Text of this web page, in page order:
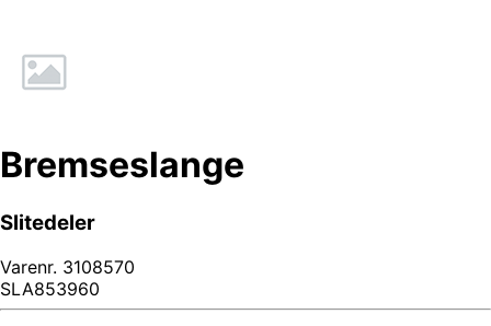
Bremseslange
Slitedeler
Varenr. 3108570
SLA853960